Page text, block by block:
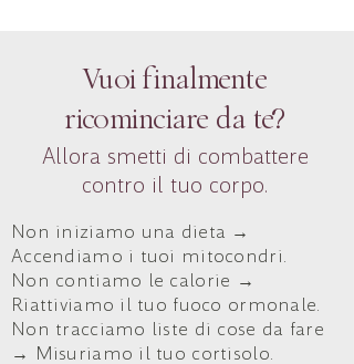
Vuoi finalmente
ricominciare da te?
Allora smetti di combattere
contro il tuo corpo.
Non iniziamo una dieta →
Accendiamo i tuoi mitocondri.
Non contiamo le calorie →
Riattiviamo il tuo fuoco ormonale.
Non tracciamo liste di cose da fare
→ Misuriamo il tuo cortisolo.